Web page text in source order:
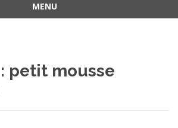
MENU
petit mousse